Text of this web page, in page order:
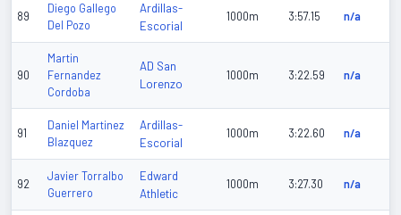
89
Diego Gallego
Del Pozo
Ardillas-
Escorial
1000m 3:57.15 n/a
90
Martin
Fernandez
Cordoba
AD San
Lorenzo
1000m 3:22.59 n/a
91
Daniel Martinez
Blazquez
Ardillas-
Escorial
1000m 3:22.60 n/a
92
Javier Torralbo
Guerrero
Edward
Athletic
1000m 3:27.30 n/a